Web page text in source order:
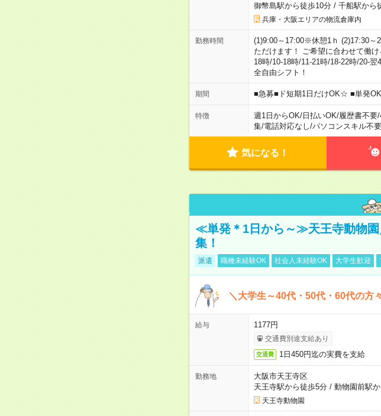
御幣島駅から徒歩10分/ 千船駅から
兵庫・大阪エリアの物流倉庫内
勤務時間
(1)9:00～17:00※休憩1ｈ (2)17:30～
ただけます！ ご希望に合わせて働
18時/10-18時/11-21時/18-22時/20-
全自由シフト！
期間 ■急募■ド短期1日だけOK☆ ■単発
特徴 週1日からOK/日払いOK/履歴書不要/
集/電話対応なし/パソコンスキル不要
気になる！
≪単発＊1日から～≫天王寺動物園
集！
派遣 職種未経験OK 社会人未経験OK 大学生歓迎
＼大学生～40代・50代・60代の方
給与 1177円
交通費別途支給あり
交通費 1日450円迄の実費を支給
勤務地
大阪市天王寺区
天王寺駅から徒歩5分/ 動物園前駅
天王寺動物園